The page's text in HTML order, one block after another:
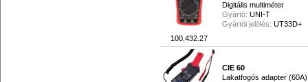
100.432.27
Digitális multiméter
Gyártó: UNI-T
Gyártói jelölés: UT33D+
CIE 60
Lakatfogós adapter (60A)